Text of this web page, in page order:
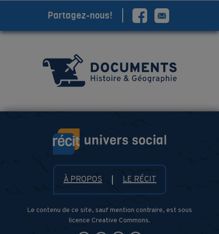
À PROPOS LE RÉCIT
Le contenu de ce site, sauf mention contraire, est sous
licence Creative Commons.
Partagez-nous!